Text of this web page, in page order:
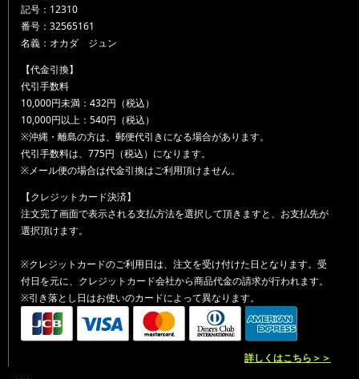
記号：12310
番号：32565161
名義：オカダ ジュン
【代金引換】
代引手数料
10,000円未満：432円（税込）
10,000円以上：540円（税込）
※沖縄・離島の方は、郵便代引きになる場合があります。
代引手数料は、775円（税込）になります。
※メール便の場合は代金引換はご利用頂けません。
【クレジットカード決済】
注文完了画面で表示される支払方法を選択して頂きますと、お支払先が
選択頂けます。
※クレジットカードのご利用日は、注文を受け付けた日となります。受
付日を元に、クレジットカード会社から商品代金の請求が行われます。
※引き落とし日はお使いのカードによって異なります。
詳しくはこちら＞＞